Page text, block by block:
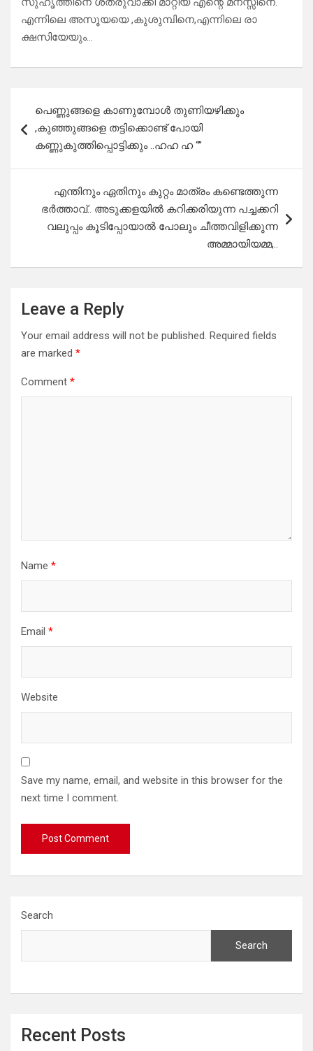
എന്നിലെ അസൂയയെ ,കുശുമ്പിനെ,എന്നിലെ രാ
ക്ഷസിയേയും…
navigation
പെണ്ണുങ്ങളെ കാണുമ്പോൾ തുണിയഴിക്കും
,കുഞ്ഞുങ്ങളെ തട്ടിക്കൊണ്ട് പോയി
കണ്ണുകുത്തിപ്പൊട്ടിക്കും ..ഹഹ ഹ “”
എന്തിനും ഏതിനും കുറ്റം മാത്രം കണ്ടെത്തുന്ന
ഭർത്താവ്.. അടുക്കളയിൽ കറിക്കരിയുന്ന പച്ചക്കറി
വലുപ്പം കൂടിപ്പോയാൽ പോലും ചീത്തവിളിക്കുന്ന
അമ്മായിയമ്മ,..
Leave a Reply
Your email address will not be published. Required fields
are marked *
Comment *
Name *
Email *
Website
Save my name, email, and website in this browser for the
next time I comment.
Search
Search
Recent Posts